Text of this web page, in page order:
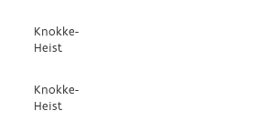
Knokke-
Heist
Knokke-
Heist